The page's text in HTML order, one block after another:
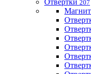
Отвертки 207